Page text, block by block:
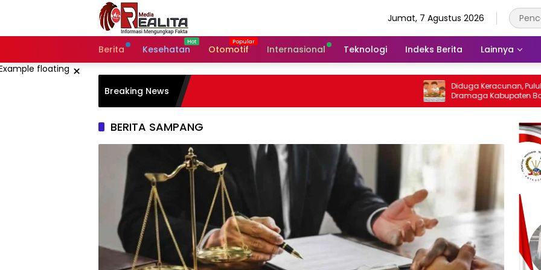
Jumat, 7 Agustus 2026
Berita Kesehatan Otomotif Internasional Teknologi Indeks Berita Lainnya
×
Breaking News
Diduga Keracunan, Puluhan Siswa SD di
Dramaga Kabupaten Bogor Dilarikan Ke
Puskesmas
BERITA SAMPANG